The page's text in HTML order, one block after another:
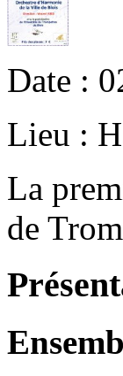
Date :
Lieu :
La
de